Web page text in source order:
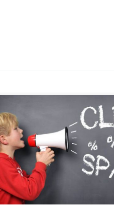
Auf Bahntickets-Buchungen bis zum
es bei Payback ein Deutsche Bahn
und Rückfahrt deutschlandweit für 69
Tickets sind für den Reisezeitraum
31.07.2012 verfügbar. Die Tickets
mindestens 3 Tage vor der Abreise
Vorraussetzung für die Nutzung des
ist […]